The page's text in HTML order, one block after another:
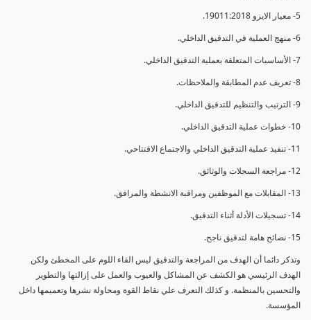
5- معيار الايزو 19011:2018.
6- منهج العملية في التدقيق الداخلي.
7- الأساسيات المتعلقة بعملية التدقيق الداخلي.
8- تعريف عدم المطابقة والملاحظات.
9- الترتيب والتنظيم للتدقيق الداخلي.
10- خطوات عملية التدقيق الداخلي.
11- تنفيذ عملية التدقيق الداخلي والاجتماع الافتتاحي.
12- مراجعة السجلات والوثائق.
13- المقابلات مع الموظفين ومراقبة الانشطة والمرافق.
14- تسجيلات الأدلة أثناء التدقيق.
15- نصائح هامة لتدقيق ناجح.
وتذكر دائما أن الهدف من المراجعة والتدقيق ليس القاء اللوم على المخطئ ولكن
الهدف الرئيسي هو الكشف عن المشاكل والعيوب والعمل على إزالتها والتطوير
والتحسين بالمنظمة. و كذلك التعرف علي نقاط القوة ومحاولة نشرها وتعميمها داخل
المؤسسة.